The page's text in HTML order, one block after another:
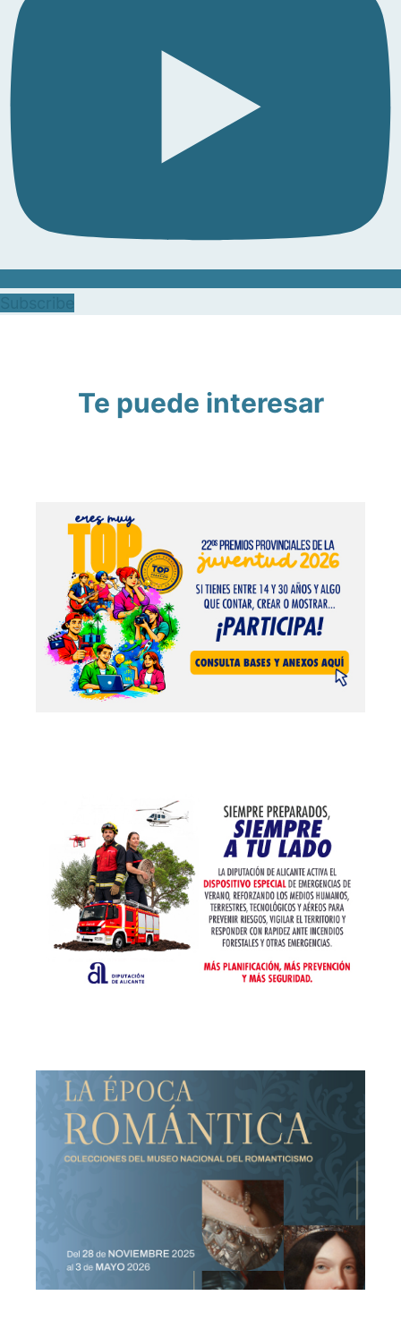
Te puede interesar